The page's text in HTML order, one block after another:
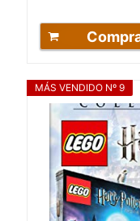
MÁS VENDIDO Nº 9